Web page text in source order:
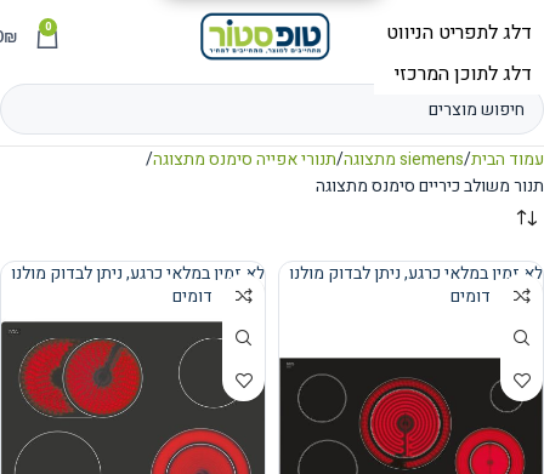
תפריט 0
₪
עמוד הבית siemens מתצוגה
תנורי אפייה סימנס מתצוגה
תנור משולב כיריים סימנס מתצוגה
נמכר
לא זמין במלאי כרגע, ניתן לבדוק מולנו
מוצרים דומים
נמכר
לא זמין במלאי כרגע, ניתן לבדוק מולנו
מוצרים דומים